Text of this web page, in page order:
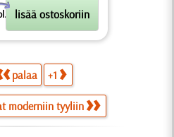
palaa +1
moderniin tyyliin